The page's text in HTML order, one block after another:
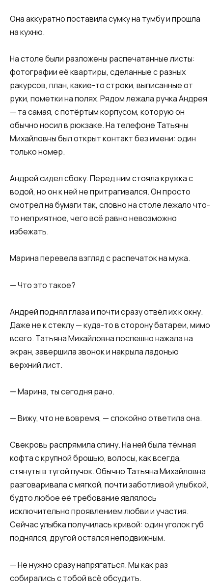
Она аккуратно поставила сумку на тумбу и прошла
на кухню.
На столе были разложены распечатанные листы:
фотографии её квартиры, сделанные с разных
ракурсов, план, какие-то строки, выписанные от
руки, пометки на полях. Рядом лежала ручка Андрея
— та самая, с потёртым корпусом, которую он
обычно носил в рюкзаке. На телефоне Татьяны
Михайловны был открыт контакт без имени: один
только номер.
Андрей сидел сбоку. Перед ним стояла кружка с
водой, но он к ней не притрагивался. Он просто
смотрел на бумаги так, словно на столе лежало что-
то неприятное, чего всё равно невозможно
избежать.
Марина перевела взгляд с распечаток на мужа.
— Что это такое?
Андрей поднял глаза и почти сразу отвёл их к окну.
Даже не к стеклу — куда-то в сторону батареи, мимо
всего. Татьяна Михайловна поспешно нажала на
экран, завершила звонок и накрыла ладонью
верхний лист.
— Марина, ты сегодня рано.
— Вижу, что не вовремя, — спокойно ответила она.
Свекровь распрямила спину. На ней была тёмная
кофта с крупной брошью, волосы, как всегда,
стянуты в тугой пучок. Обычно Татьяна Михайловна
разговаривала с мягкой, почти заботливой улыбкой,
будто любое её требование являлось
исключительно проявлением любви и участия.
Сейчас улыбка получилась кривой: один уголок губ
поднялся, другой остался неподвижным.
— Не нужно сразу напрягаться. Мы как раз
собирались с тобой всё обсудить.